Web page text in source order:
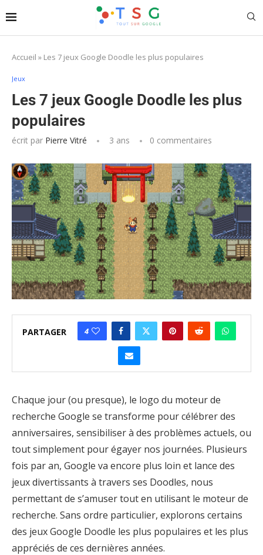
Accueil » Les 7 jeux Google Doodle les plus populaires
Jeux
Les 7 jeux Google Doodle les plus
populaires
écrit par Pierre Vitré 3 ans 0 commentaires
PARTAGER 4
Chaque jour (ou presque), le logo du moteur de
recherche Google se transforme pour célébrer des
anniversaires, sensibiliser à des problèmes actuels, ou
tout simplement pour égayer nos journées. Plusieurs
fois par an, Google va encore plus loin et lance des
jeux divertissants à travers ses Doodles, nous
permettant de s’amuser tout en utilisant le moteur de
recherche. Sans ordre particulier, explorons certains
des jeux Google Doodle les plus populaires et les plus
appréciés de ces dernières années.